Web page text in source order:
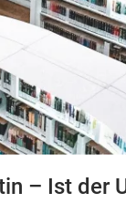
– Ist der